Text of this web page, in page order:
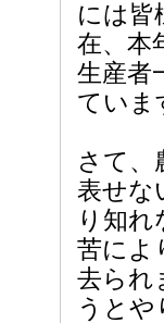
には皆
在、本
生産者
ていま
さて、
表せな
り知
苦によ
去られ
うと